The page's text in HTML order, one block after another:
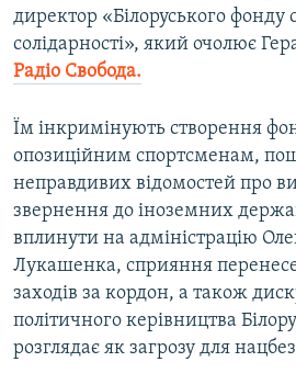
директор «Білоруського фонду
солідарності», який очолює
Радіо Свобода.
Їм інкримінують створення
опозиційним спортсменам,
неправдивих відомостей про
звернення до іноземних
вплинути на адміністрацію
Лукашенка, сприяння
заходів за кордон, а також
політичного керівництва
розглядає як загрозу для